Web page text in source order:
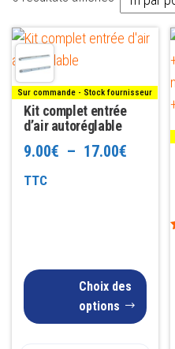
par
popularité
Sur commande - Stock fournisseur
Kit complet entrée
d’air autoréglable
9.00€ – 17.00€
17.00€
TTC
Choix des
options
Ce
produit
a
plusieurs
variations.
Les